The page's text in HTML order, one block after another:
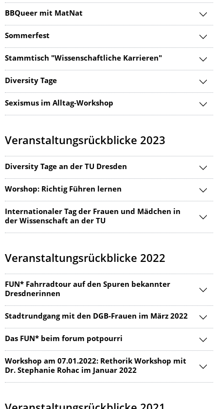
BBQueer mit MatNat
Sommerfest
Stammtisch "Wissenschaftliche Karrieren"
Diversity Tage
Sexismus im Alltag-Workshop
Veranstaltungsrückblicke 2023
Diversity Tage an der TU Dresden
Worshop: Richtig Führen lernen
Internationaler Tag der Frauen und Mädchen in
der Wissenschaft an der TU
Veranstaltungsrückblicke 2022
FUN* Fahrradtour auf den Spuren bekannter
Dresdnerinnen
Stadtrundgang mit den DGB-Frauen im März 2022
Das FUN* beim forum potpourri
Workshop am 07.01.2022: Rethorik Workshop mit
Dr. Stephanie Rohac im Januar 2022